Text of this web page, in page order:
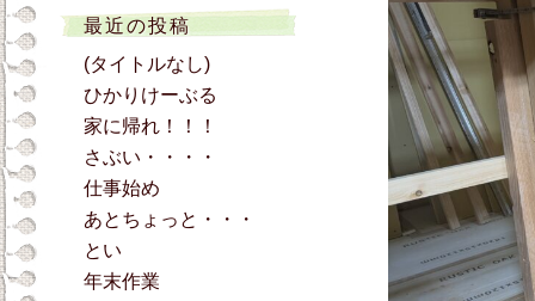
最近の投稿
(タイトルなし)
ひかりけーぶる
家に帰れ！！！
さぶい・・・・
仕事始め
あとちょっと・・・
とい
年末作業